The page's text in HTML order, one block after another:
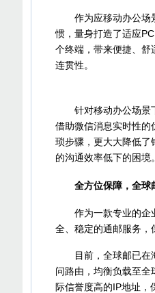
作为应移动办公场景
惯，量身打造了适应
个终端，带来便捷、舒
连贯性。
针对移动办公场景下
借助微信消息实时性的
琐步骤，更大大降低了
的沟通效率低下的困境。
全方位保障，全球
作为一款专业的企业
全、稳定的通邮服务，
目前，全球邮已在海
问路由，均衡负载至全
际信誉度高的IP地址